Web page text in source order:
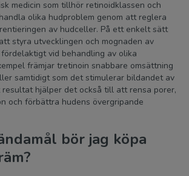
medicin som tillhör retinoidklassen och
olika hudproblem genom att reglera
av hudceller. På ett enkelt sätt
styra utvecklingen och mognaden av
vid behandling av olika
främjar tretinoin snabbare omsättning
samtidigt som det stimulerar bildandet av
resultat hjälper det också till att rensa porer,
och förbättra hudens övergripande
bör jag köpa